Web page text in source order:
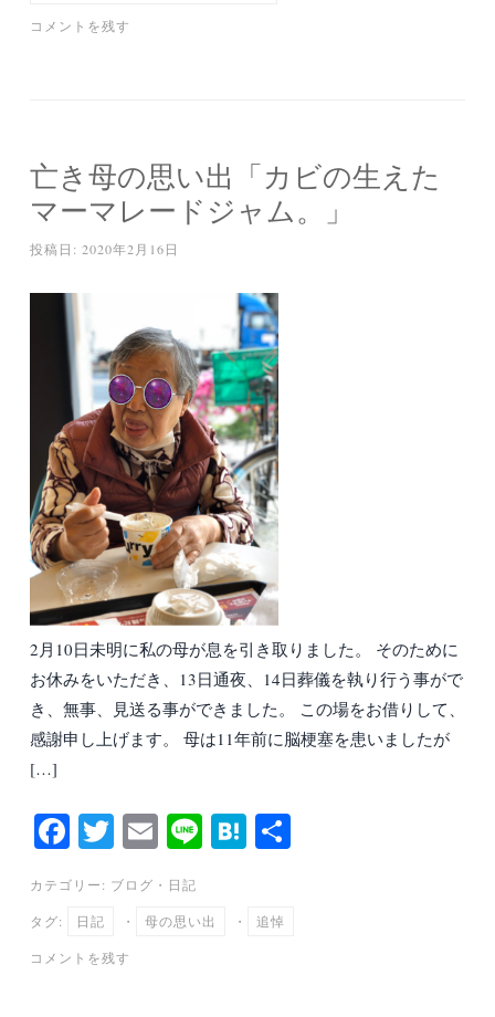
コメントを残す
亡き母の思い出「カビの生えた
マーマレードジャム。」
投稿日: 2020年2月16日
2月10日未明に私の母が息を引き取りました。 そのために
お休みをいただき、13日通夜、14日葬儀を執り行う事がで
き、無事、見送る事ができました。 この場をお借りして、
感謝申し上げます。 母は11年前に脳梗塞を患いましたが
[…]
Fa
ce
bo
ok
T
wi
tte
E
m
ail
Li H
a
カテゴリー: ブログ ・ 日記
タグ: 日記 ・ 母の思い出 ・ 追悼
コメントを残す